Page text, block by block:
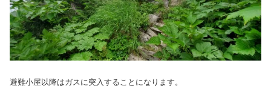
避難小屋以降はガスに突入することになります。